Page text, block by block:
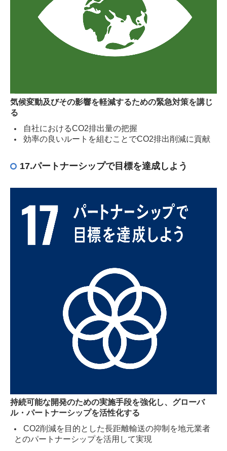
気候変動及びその影響を軽減するための緊急対策を講じ
る
自社におけるCO2排出量の把握
効率の良いルートを組むことでCO2排出削減に貢献
17.パートナーシップで目標を達成しよう
持続可能な開発のための実施手段を強化し、グローバ
ル・パートナーシップを活性化する
CO2削減を目的とした長距離輸送の抑制を地元業者
とのパートナーシップを活用して実現